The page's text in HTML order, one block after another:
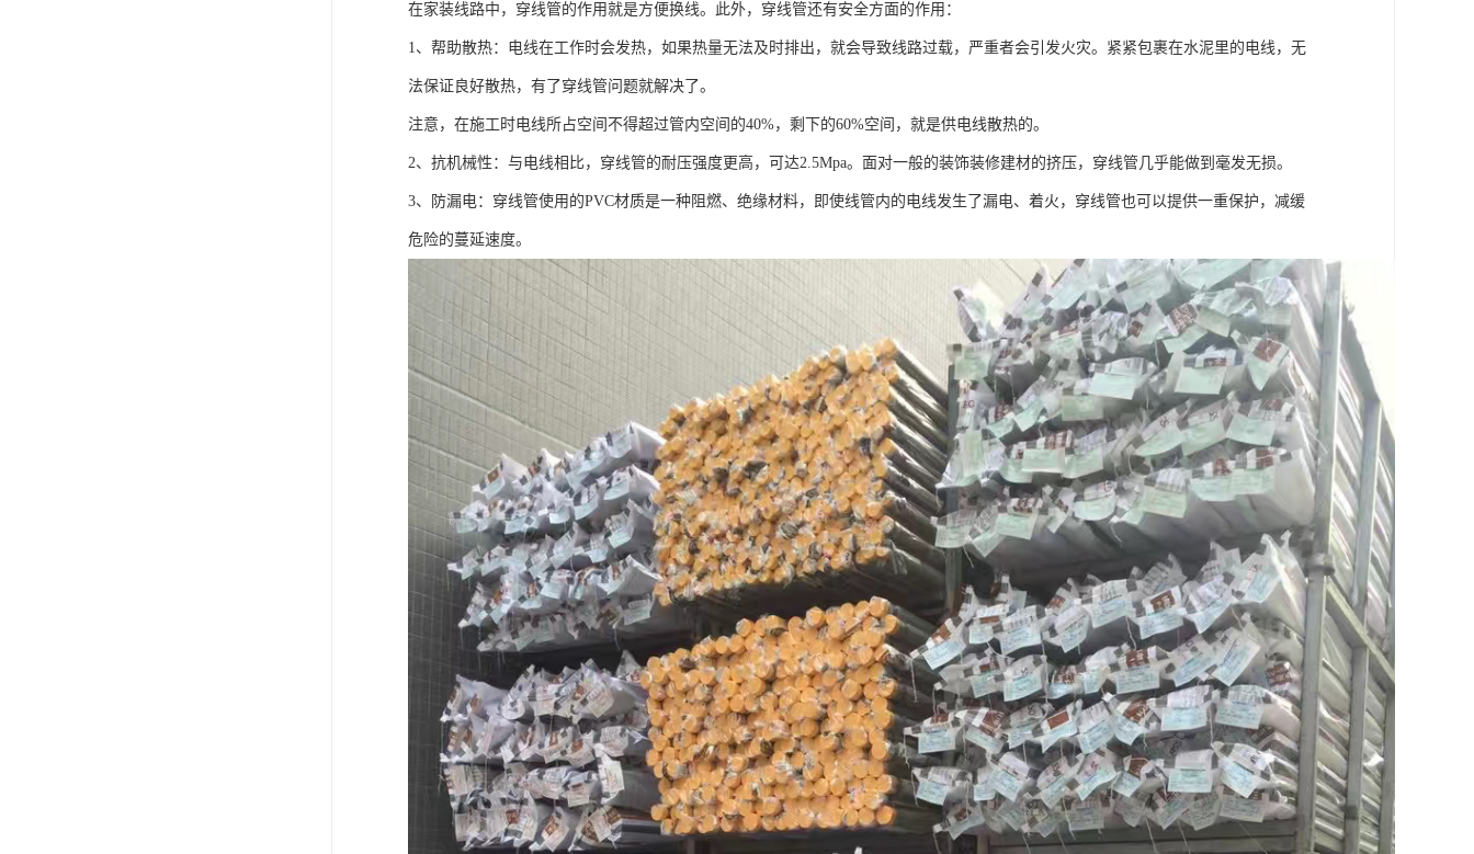
在家装线路中，穿线管的作用就是方便换线。此外，穿线管还有安全方面的作用：
1、帮助散热：电线在工作时会发热，如果热量无法及时排出，就会导致线路过载，严重者会引发火灾。紧紧包裹在水泥里的电线，无
法保证良好散热，有了穿线管问题就解决了。
注意，在施工时电线所占空间不得超过管内空间的40%，剩下的60%空间，就是供电线散热的。
2、抗机械性：与电线相比，穿线管的耐压强度更高，可达2.5Mpa。面对一般的装饰装修建材的挤压，穿线管几乎能做到毫发无损。
3、防漏电：穿线管使用的PVC材质是一种阻燃、绝缘材料，即使线管内的电线发生了漏电、着火，穿线管也可以提供一重保护，减缓
危险的蔓延速度。